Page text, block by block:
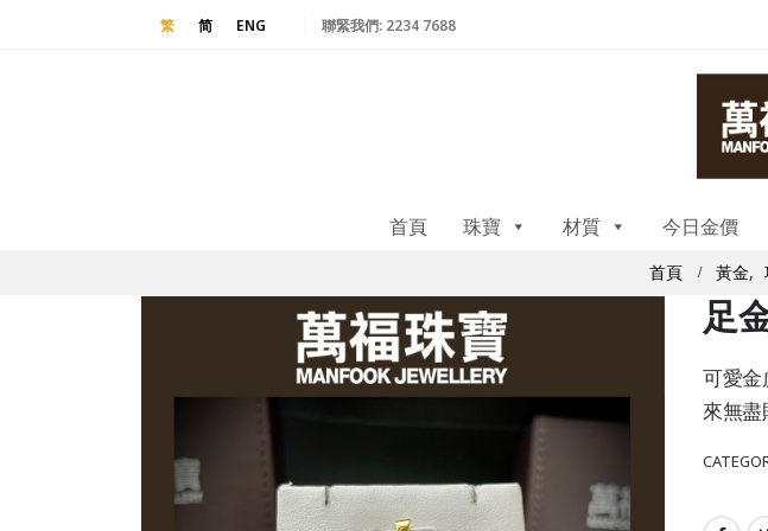
繁 简 ENG 聯緊我們: 2234 7688
首頁 珠寶 材質 今日金價
首頁 黃金,
足
可愛
來無盡